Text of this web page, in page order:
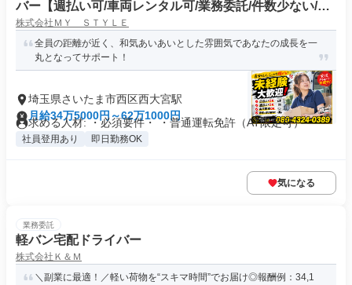
バー【週払い可/車両レンタル可/業務委託/件数少ない/入
寮可】
株式会社ＭＹ ＳＴＹＬＥ
全員の距離が近く、和気あいあいとした雰囲気であなたの成長を一
丸となってサポート！
埼玉県さいたま市西区西大宮駅
月給34万5000円～62万1000円
求める人材: ・必須要件・ ・普通運転免許（AT限定可）
社員登用あり 即日勤務OK
気になる
業務委託
軽バン宅配ドライバー
株式会社Ｋ＆Ｍ
＼副業に最適！／軽い荷物を“スキマ時間”でお届け◎報酬例：34,1